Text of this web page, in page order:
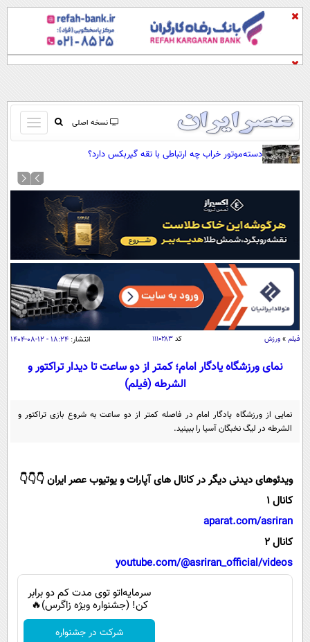
نسخه اصلی
باز
و
کردن
صفحه اول
آرشیو
نظرسنجی
آب و هوا
اوقات شرعی
سواد زندگی
اقتصاد
اقتصادی
خودرو
جامعه
اجتماعی
حوادث
محیط زیست
ورزشی
بین الملل
سیاست خارجی
فرهنگ و هنر
فناوری و It
قرآن
مجله تصویری سلاح
ورزش
سیاست
خواندنی ها و دیدنی ها
داستان کوتاه
پیامک
آموزش زبان
دسته‌موتور خراب چه ارتباطی با تقه گیربکس دارد؟
فیلم » ورزش کد ۱۱۱۰۲۸۳ انتشار: ۱۸:۲۴ - ۱۲-۰۸-۱۴۰۴
نمای ورزشگاه یادگار امام؛ کمتر از دو ساعت تا دیدار تراکتور و
الشرطه (فیلم)
نمایی از ورزشگاه یادگار امام در فاصله کمتر از دو ساعت به شروع بازی تراکتور و
الشرطه در لیگ نخبگان آسیا را ببینید.
ویدئوهای دیدنی دیگر در کانال های آپارات و یوتیوب عصر ایران 👇👇👇
کانال 1
aparat.com/asriran
کانال 2
youtube.com/@asriran_official/videos
سرمایه‌اتو توی مدت کم دو برابر
کن! (جشنواره ویژه زاگرس)🔥
شرکت در جشنواره